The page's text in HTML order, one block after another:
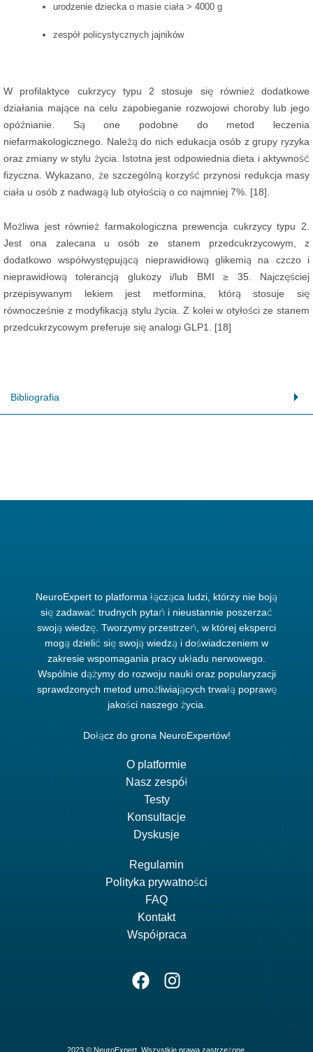
urodzenie dziecka o masie ciała > 4000 g
zespół policystycznych jajników
W profilaktyce cukrzycy typu 2 stosuje się również dodatkowe
działania mające na celu zapobieganie rozwojowi choroby lub jego
opóźnianie. Są one podobne do metod leczenia
niefarmakologicznego. Należą do nich edukacja osób z grupy ryzyka
oraz zmiany w stylu życia. Istotna jest odpowiednia dieta i aktywność
fizyczna. Wykazano, że szczególną korzyść przynosi redukcja masy
ciała u osób z nadwagą lub otyłością o co najmniej 7%. [18].
Możliwa jest również farmakologiczna prewencja cukrzycy typu 2.
Jest ona zalecana u osób ze stanem przedcukrzycowym, z
dodatkowo współwystępującą nieprawidłową glikemią na czczo i
nieprawidłową tolerancją glukozy i/lub BMI ≥ 35. Najczęściej
przepisywanym lekiem jest metformina, którą stosuje się
równocześnie z modyfikacją stylu życia. Z kolei w otyłości ze stanem
przedcukrzycowym preferuje się analogi GLP1. [18]
Bibliografia
NeuroExpert to platforma łącząca ludzi, którzy nie boją
się zadawać trudnych pytań i nieustannie poszerzać
swoją wiedzę. Tworzymy przestrzeń, w której eksperci
mogą dzielić się swoją wiedzą i doświadczeniem w
zakresie wspomagania pracy układu nerwowego.
Wspólnie dążymy do rozwoju nauki oraz popularyzacji
sprawdzonych metod umożliwiających trwałą poprawę
jakości naszego życia.
Dołącz do grona NeuroExpertów!
O platformie
Nasz zespół
Testy
Konsultacje
Dyskusje
Regulamin
Polityka prywatności
FAQ
Kontakt
Współpraca
2023 © NeuroExpert. Wszystkie prawa zastrzeżone.